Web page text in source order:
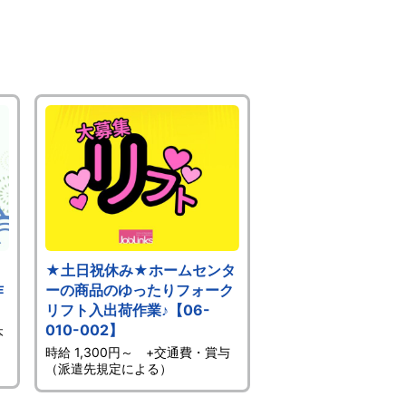
★土日祝休み★ホームセンタ
ーの商品のゆったりフォーク
リフト入出荷作業♪【06-
010-002】
時給 1,300円～ +交通費・賞与
（派遣先規定による）